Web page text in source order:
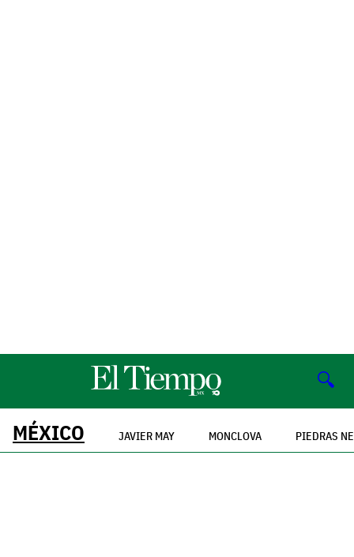
🔍
MÉXICO JAVIER MAY MONCLOVA PIEDRAS